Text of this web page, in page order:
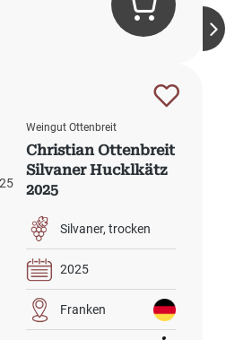
Weingut Ottenbreit
Christian Ottenbreit
Silvaner Hucklkätz
2025
Silvaner trocken
2025
Franken